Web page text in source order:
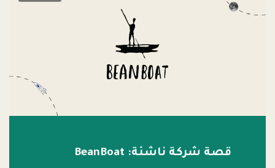
قصة شركة ناشئة: BeanBoat